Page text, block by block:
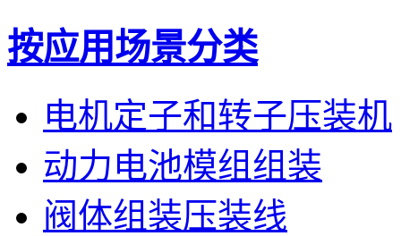
按应用场景分类
电机定子和转子压装机
动力电池模组组装
阀体组装压装线